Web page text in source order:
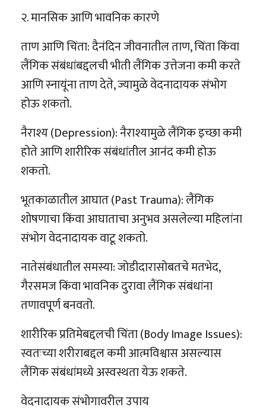
२. मानसिक आणि भावनिक कारणे
ताण आणि चिंता: दैनंदिन जीवनातील ताण, चिंता किंवा
लैंगिक संबंधांबद्दलची भीती लैंगिक उत्तेजना कमी करते
आणि स्नायूंना ताण देते, ज्यामुळे वेदनादायक संभोग
होऊ शकतो.
नैराश्य (Depression): नैराश्यामुळे लैंगिक इच्छा कमी
होते आणि शारीरिक संबंधांतील आनंद कमी होऊ
शकतो.
भूतकाळातील आघात (Past Trauma): लैंगिक
शोषणाचा किंवा आघाताचा अनुभव असलेल्या महिलांना
संभोग वेदनादायक वाटू शकतो.
नातेसंबंधातील समस्या: जोडीदारासोबतचे मतभेद,
गैरसमज किंवा भावनिक दुरावा लैंगिक संबंधांना
तणावपूर्ण बनवतो.
शारीरिक प्रतिमेबद्दलची चिंता (Body Image Issues):
स्वतःच्या शरीराबद्दल कमी आत्मविश्वास असल्यास
लैंगिक संबंधांमध्ये अस्वस्थता येऊ शकते.
वेदनादायक संभोगावरील उपाय